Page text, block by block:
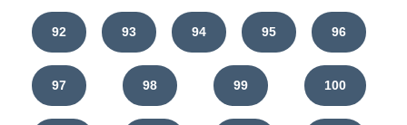
92 93 94 95 96
97 98 99 100